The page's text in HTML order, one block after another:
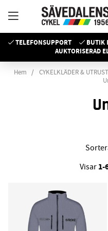
TELEFONSUPPORT BUTIK
AUKTORISERAD
Hem CYKELKLÄDER &
Visar 1-